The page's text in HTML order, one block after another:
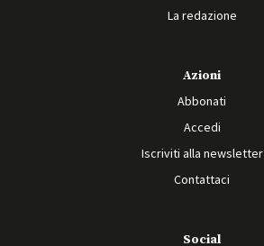
La redazione
Azioni
Abbonati
Accedi
Iscriviti alla newsletter
Contattaci
Social